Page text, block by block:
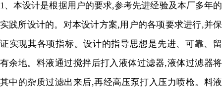
1、本设计是根据用户的要求,参考先进经验及本厂多年的
实践所设计的。对本设计方案,用户的各项要求进行,并保
证实现其各项指标。设计的指导思想是先进、可靠、留
有余地。料液通过搅拌后打入液体过滤器,液体过滤器将
其中的杂质过滤出来后,再经高压泵打入压力喷枪。料液